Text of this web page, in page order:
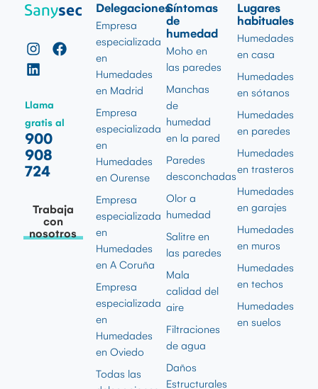
Llama
gratis al
900
908
724
Trabaja
con
nosotros
Delegaciones
Empresa
especializada
en
Humedades
en Madrid
Empresa
especializada
en
Humedades
en Ourense
Empresa
especializada
en
Humedades
en A Coruña
Empresa
especializada
en
Humedades
en Oviedo
Todas las
Síntomas
de
humedad
Moho en
las paredes
Manchas
de
humedad
en la pared
Paredes
desconchadas
Olor a
humedad
Salitre en
las paredes
Mala
calidad del
aire
Filtraciones
de agua
Daños
Estructurales
Lugares
habituales
Humedades
en casa
Humedades
en sótanos
Humedades
en paredes
Humedades
en trasteros
Humedades
en garajes
Humedades
en muros
Humedades
en techos
Humedades
en suelos